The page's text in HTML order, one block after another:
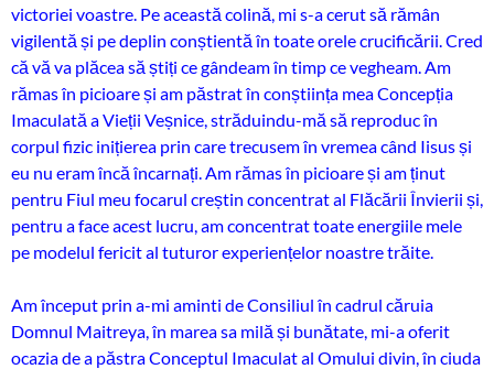
victoriei voastre. Pe această colină, mi s-a cerut să rămân
vigilentă și pe deplin conștientă în toate orele crucificării. Cred
că vă va plăcea să știți ce gândeam în timp ce vegheam. Am
rămas în picioare și am păstrat în conștiința mea Concepția
Imaculată a Vieții Veșnice, străduindu-mă să reproduc în
corpul fizic inițierea prin care trecusem în vremea când Iisus și
eu nu eram încă încarnați. Am rămas în picioare și am ținut
pentru Fiul meu focarul creștin concentrat al Flăcării Învierii și,
pentru a face acest lucru, am concentrat toate energiile mele
pe modelul fericit al tuturor experiențelor noastre trăite.
Am început prin a-mi aminti de Consiliul în cadrul căruia
Domnul Maitreya, în marea sa milă și bunătate, mi-a oferit
ocazia de a păstra Conceptul Imaculat al Omului divin, în ciuda